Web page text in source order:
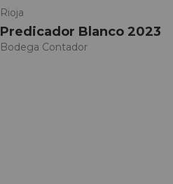
Rioja
Predicador Blanco 2023
Bodega Contador